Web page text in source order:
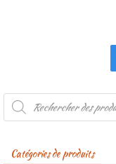
Recherche
produits
Catégories de produits